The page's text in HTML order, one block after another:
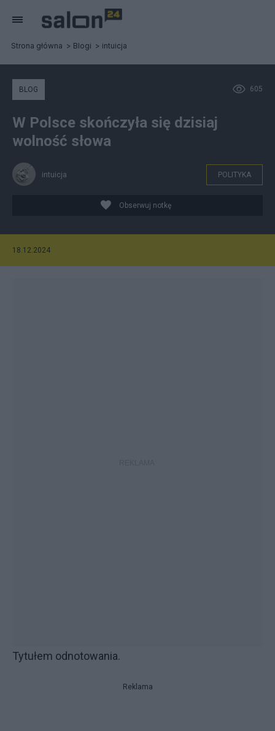
Strona główna Blogi intuicja
605
BLOG
W Polsce skończyła się dzisiaj
wolność słowa
intuicja POLITYKA
Obserwuj notkę
18.12.2024
Tytułem odnotowania.
Reklama